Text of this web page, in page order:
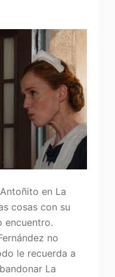
en La
cosas con su
encuentro.
no
le recuerda a
La